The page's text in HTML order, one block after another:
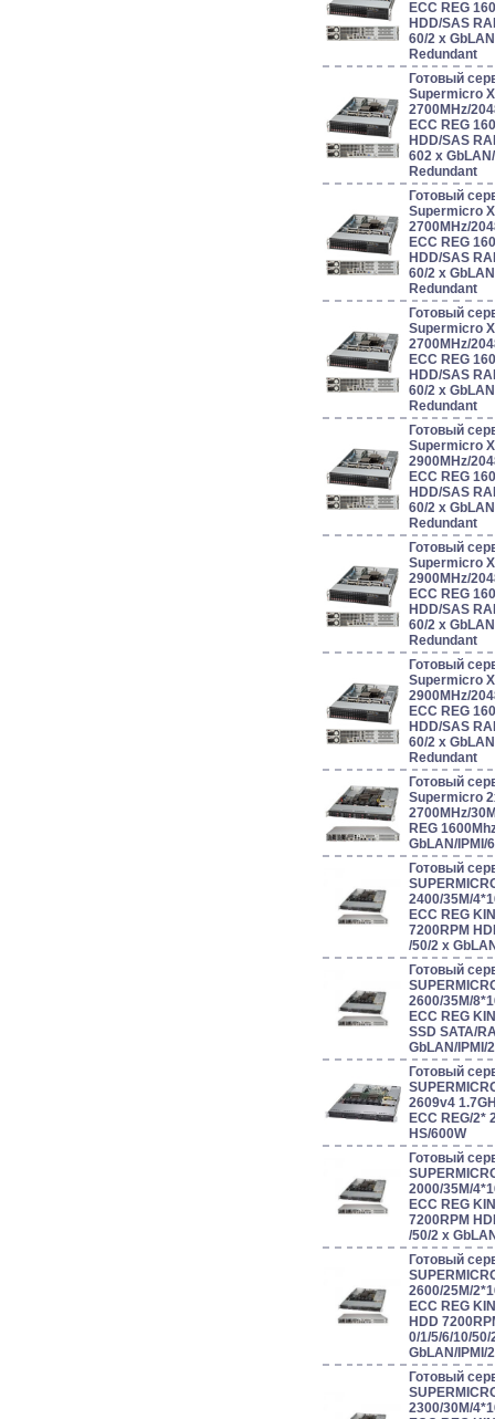
ECC REG
HDD/SAS
60/2 x
Redundant
Готовый
Supermicro
2700MHz/
ECC REG
HDD/SAS
602 x
Redundant
Готовый
Supermicro
2700MHz/
ECC REG
HDD/SAS
60/2 x
Redundant
Готовый
Supermicro
2700MHz/
ECC REG
HDD/SAS
60/2 x
Redundant
Готовый
Supermicro
2900MHz/
ECC REG
HDD/SAS
60/2 x
Redundant
Готовый
Supermicro
2900MHz/
ECC REG
HDD/SAS
60/2 x
Redundant
Готовый
Supermicro
2900MHz/
ECC REG
HDD/SAS
60/2 x
Redundant
Готовый
Supermicro
2700MHz/
REG
GbLAN/IPMI/
Готовый
2400/35M/
ECC REG
7200RPM
/50/2 x
Готовый
2600/35M/
ECC REG
SSD SATA/
GbLAN/IPMI/
Готовый
2609v4
ECC REG/2*
HS/600W
Готовый
2000/35M/
ECC REG
7200RPM
/50/2 x
Готовый
2600/25M/
ECC REG
HDD
0/1/5/6/10/50/
GbLAN/IPMI/
Готовый
2300/30M/